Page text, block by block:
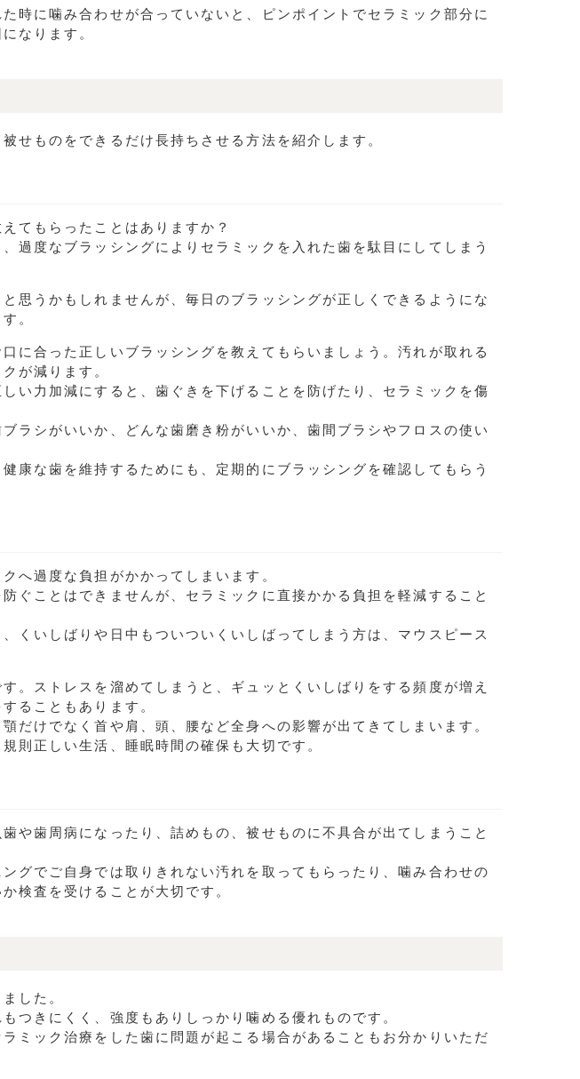
時に噛み合わせが合っていないと、ピンポイントでセラミック部分に
なります。
せものをできるだけ長持ちさせる方法を紹介します。
てもらったことはありますか？
過度なブラッシングによりセラミックを入れた歯を駄目にしてしまう
思うかもしれませんが、毎日のブラッシングが正しくできるようにな
。
に合った正しいブラッシングを教えてもらいましょう。汚れが取れる
が減ります。
い力加減にすると、歯ぐきを下げることを防げたり、セラミックを傷
ラシがいいか、どんな歯磨き粉がいいか、歯間ブラシやフロスの使い
康な歯を維持するためにも、定期的にブラッシングを確認してもらう
へ過度な負担がかかってしまいます。
ぐことはできませんが、セラミックに直接かかる負担を軽減すること
くいしばりや日中もついついくいしばってしまう方は、マウスピース
。ストレスを溜めてしまうと、ギュッとくいしばりをする頻度が増え
ることもあります。
だけでなく首や肩、頭、腰など全身への影響が出てきてしまいます。
則正しい生活、睡眠時間の確保も大切です。
や歯周病になったり、詰めもの、被せものに不具合が出てしまうこと
グでご自身では取りきれない汚れを取ってもらったり、噛み合わせの
検査を受けることが大切です。
した。
つきにくく、強度もありしっかり噛める優れものです。
ミック治療をした歯に問題が起こる場合があることもお分かりいただ